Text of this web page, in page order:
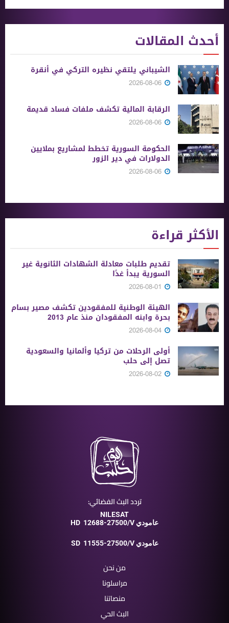
أحدث المقالات
الشيباني يلتقي نظيره التركي في أنقرة
الرقابة المالية تكشف ملفات فساد قديمة
الحكومة السورية تخطط لمشاريع بملايين
الدولارات في دير الزور
الأكثر قراءة
تقديم طلبات معادلة الشهادات الثانوية ‏غير
السورية يبدأ غدًا
الهيئة الوطنية للمفقودين تكشف مصير بسام
بحرة وابنه المفقودان منذ عام 2013
أولى الرحلات من ‏تركيا وألمانيا والسعودية
تصل إلى حلب
تردد البث الفضائي:
NILESAT
HD
12688-27500/V عامودي
SD 11555-27500/V عامودي
من نحن
مراسلونا
منصاتنا
البث الحي